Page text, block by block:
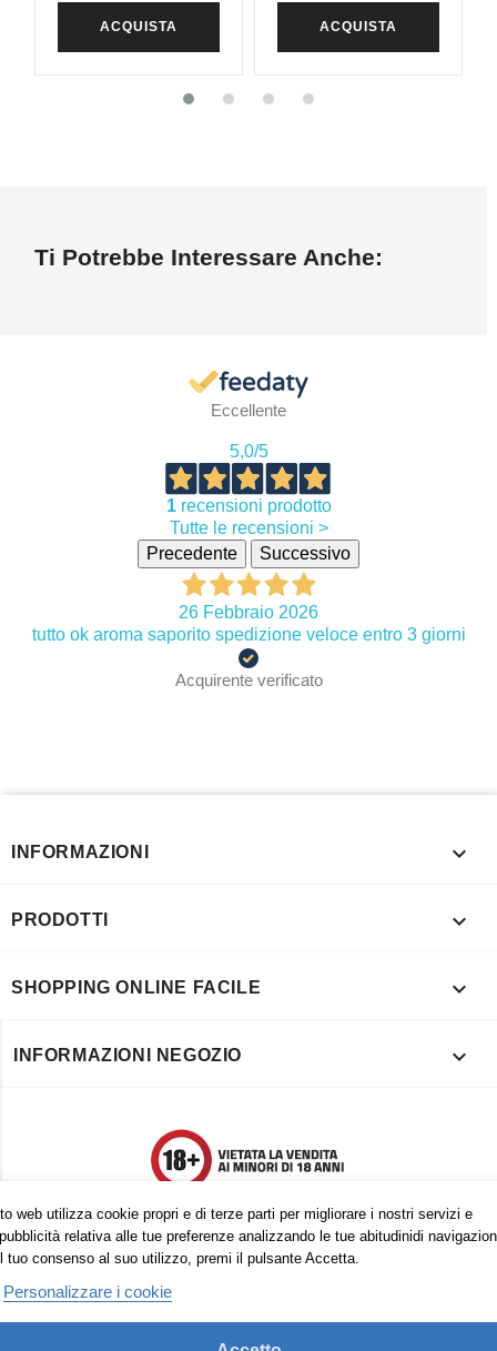
ACQUISTA ACQUISTA
Ti Potrebbe Interessare Anche:
Eccellente
5,0/5
1recensioni prodotto
Tutte le recensioni >
Precedente
Successivo
26 Febbraio 2026
tutto ok aroma saporito spedizione veloce entro 3 giorni
Acquirente verificato
web utilizza cookie propri e di terze parti per migliorare i nostri servizi e
relativa alle tue preferenze analizzando le tue abitudinidi
tuo consenso al suo utilizzo, premi il pulsante Accetta.
Personalizzare i cookie
INFORMAZIONI 
PRODOTTI 
SHOPPING ONLINE FACILE 
INFORMAZIONI NEGOZIO 